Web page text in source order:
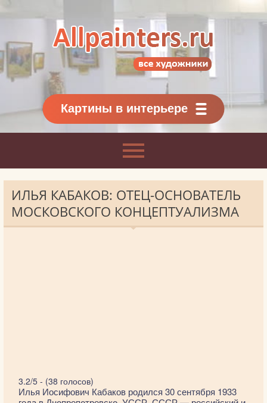
Картины классиков
и современников
Картины в интерьере
ИЛЬЯ КАБАКОВ: ОТЕЦ-ОСНОВАТЕЛЬ
МОСКОВСКОГО КОНЦЕПТУАЛИЗМА
3.2/5 - (38 голосов)
Илья Иосифович Кабаков родился 30 сентября 1933